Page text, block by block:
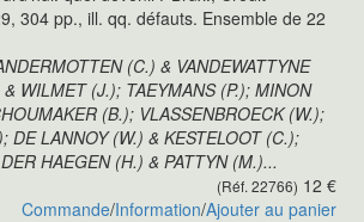
304 pp., ill. qq. défauts. Ensemble de 22
(C.) & VANDEWATTYNE
WILMET (J.); TAEYMANS (P.); MINON
(B.); VLASSENBROECK (W.);
DE LANNOY (W.) & KESTELOOT (C.);
HAEGEN (H.) & PATTYN (M.)...
(Réf. 22766) 12 €
Commande/Information/Ajouter au panier